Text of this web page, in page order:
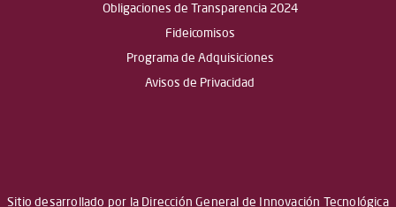
Obligaciones de Transparencia 2024
Fideicomisos
Programa de Adquisiciones
Avisos de Privacidad
Sitio desarrollado por la Dirección General de Innovación Tecnológica